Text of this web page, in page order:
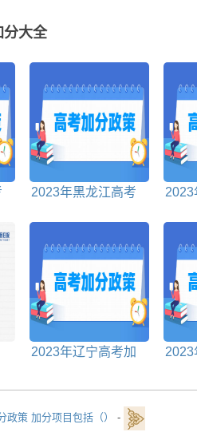
分大全
2023年黑龙江高考
2023
2023年辽宁高考加
2023
政策 加分项目包括（） -